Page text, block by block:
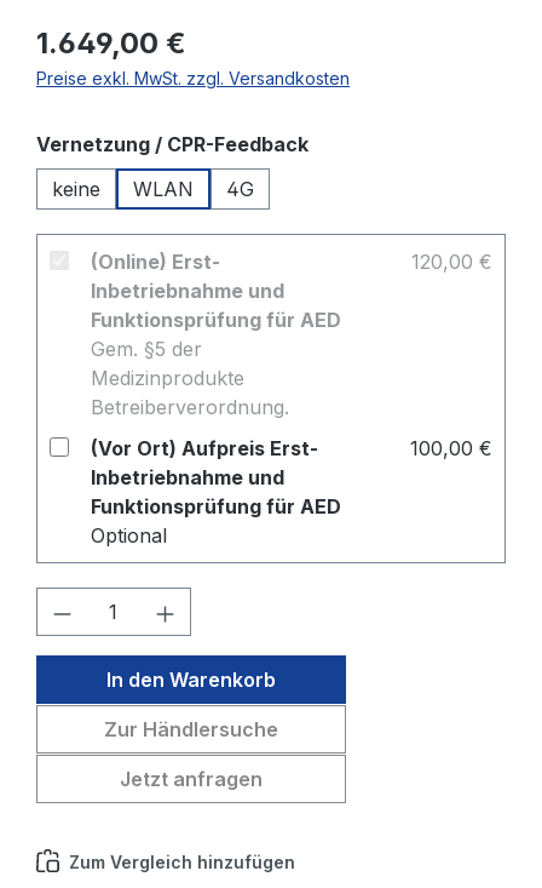
1.649,00 €
Preise exkl. MwSt. zzgl. Versandkosten
Vernetzung / CPR-Feedbackauswählen
keine
WLAN 4G
(Online) Erst-
Inbetriebnahme und
Funktionsprüfung für AED
Gem. §5 der
Medizinprodukte
Betreiberverordnung.
120,00 €
(Vor Ort) Aufpreis Erst-
Inbetriebnahme und
Funktionsprüfung für AED
Optional
100,00 €
Produkt Anzahl: Gib den
In den Warenkorb
Zur Händlersuche
Jetzt anfragen
Zum Vergleich hinzufügen